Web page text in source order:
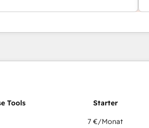
7 €/Monat